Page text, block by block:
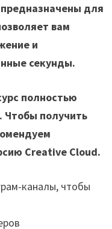
для
вам
и
секунды.
полностью
Чтобы получить
Creative Cloud.
каналы, чтобы